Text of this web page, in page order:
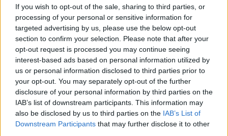
If you wish to opt-out of the sale, sharing to third parties, or
processing of your personal or sensitive information for
targeted advertising by us, please use the below opt-out
section to confirm your selection. Please note that after your
opt-out request is processed you may continue seeing
interest-based ads based on personal information utilized by
us or personal information disclosed to third parties prior to
your opt-out. You may separately opt-out of the further
disclosure of your personal information by third parties on the
IAB’s list of downstream participants. This information may
also be disclosed by us to third parties on the IAB’s List of
Downstream Participants that may further disclose it to other
κρύβεται, που προκαλεί και προξενεί, που είναι
είτε μπροστά, είτε πίσω και παρακαλώ θερμά να
βρουν άλλον στόχο για να εκφράζονται και να
ξεδίνουν. Ας αναζητήσουν αλλού τον κλέφτη,
τον μαφιόζο, τον διαπλεκόμενο, τον λωποδύτη,
τον απατεώνα, τον ύποπτο…
Ήδη έχουν καταγραφεί οι βολές, οι επιθέσεις
και οι διαβολές τους. Επαρκούν για κάθε άμυνα.
Αν συνεχίσουν είτε με ίδιες επιθέσεις, είτε με